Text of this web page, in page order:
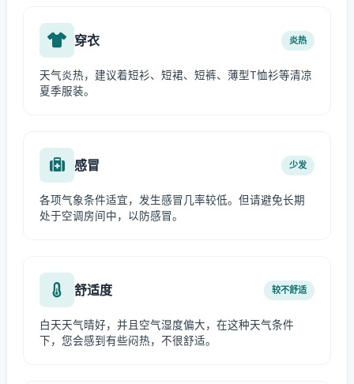
穿衣 炎热
天气炎热，建议着短衫、短裙、短裤、薄型T恤衫等清凉
夏季服装。
感冒 少发
各项气象条件适宜，发生感冒几率较低。但请避免长期
处于空调房间中，以防感冒。
舒适度 较不舒适
白天天气晴好，并且空气湿度偏大，在这种天气条件
下，您会感到有些闷热，不很舒适。